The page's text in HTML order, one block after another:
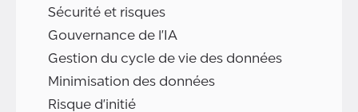
Sécurité et risques
Gouvernance de l'IA
Gestion du cycle de vie des données
Minimisation des données
Risque d'initié